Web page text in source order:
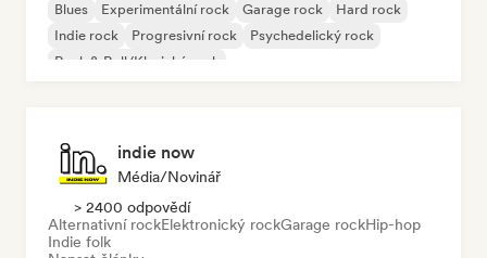
Blues Experimentální rock Garage rock
Hard rock
Indie rock
Progresivní rock
Psychedelický rock
Rock & Roll/Klasický rock
indie now
Média/novinář
> 2400 odpovědí
Alternativní rockElektronický rockGarage rockHip-hop
Indie folk